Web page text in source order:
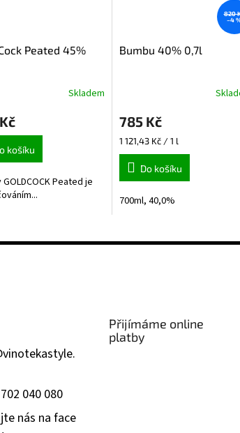
Peated 45%
Skladem
košíku
Peated je
820
–4
Bumbu 40% 0,7l
produktu
je
5,0
785 Kč
Měrná
cena:
1 121,43 Kč / 1 l
Do košíku
700ml, 40,0%
vinotekastyle.
040 080
nás na face
Přijímáme online
platby